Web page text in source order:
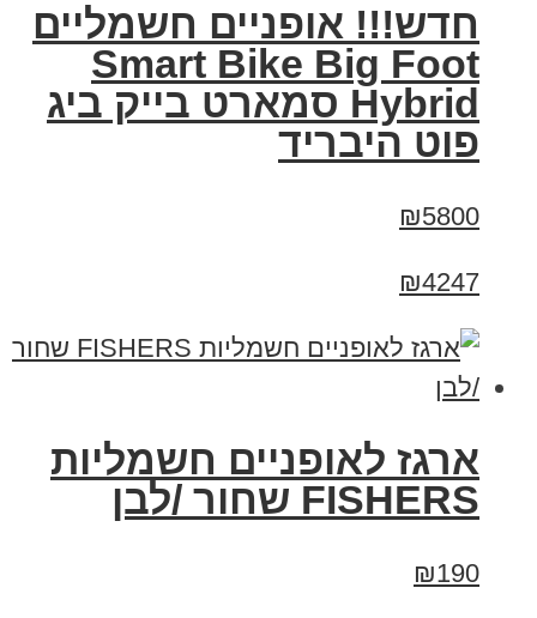
חדש!!! אופניים חשמליים
Smart Bike Big Foot
Hybrid סמארט בייק ביג
פוט היבריד
₪5800
₪4247
ארגז לאופניים חשמליות
FISHERS שחור /לבן
₪190